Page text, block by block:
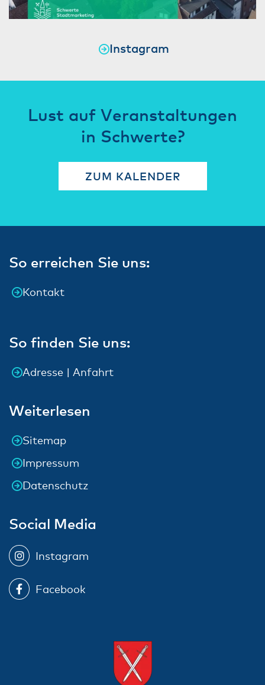
Instagram
Lust auf Veranstaltungen
in Schwerte?
ZUM KALENDER
So erreichen Sie uns:
Kontakt
So finden Sie uns:
Adresse | Anfahrt
Weiterlesen
Sitemap
Impressum
Datenschutz
Social Media
Instagram
Facebook